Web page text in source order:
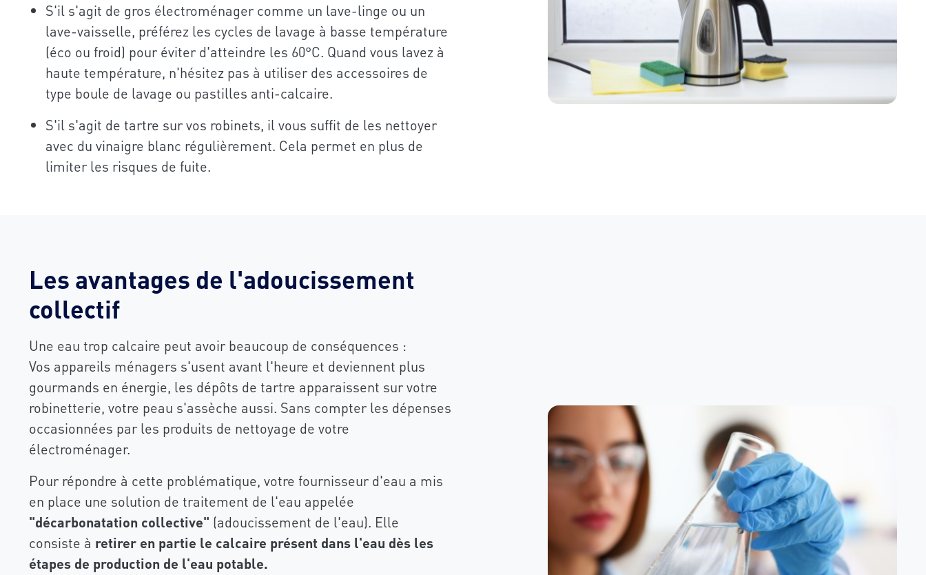
S'il s'agit de gros électroménager comme un lave-linge ou un
lave-vaisselle, préférez les cycles de lavage à basse température
(éco ou froid) pour éviter d'atteindre les 60°C. Quand vous lavez à
haute température, n'hésitez pas à utiliser des accessoires de
type boule de lavage ou pastilles anti-calcaire.
S'il s'agit de tartre sur vos robinets, il vous suffit de les nettoyer
avec du vinaigre blanc régulièrement. Cela permet en plus de
limiter les risques de fuite.
Les avantages de l'adoucissement
collectif
Une eau trop calcaire peut avoir beaucoup de conséquences :
Vos appareils ménagers s'usent avant l'heure et deviennent plus
gourmands en énergie, les dépôts de tartre apparaissent sur votre
robinetterie, votre peau s'assèche aussi. Sans compter les dépenses
occasionnées par les produits de nettoyage de votre
électroménager.
Pour répondre à cette problématique, votre fournisseur d'eau a mis
en place une solution de traitement de l'eau appelée
"décarbonatation collective" (adoucissement de l'eau). Elle
consiste à retirer en partie le calcaire présent dans l'eau dès les
étapes de production de l'eau potable.